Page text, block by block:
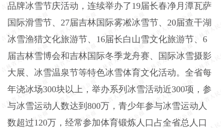
品牌冰雪节庆活动，连续举办了19届长春净月潭瓦萨
国际滑雪节、 27届吉林国际雾凇冰雪节、 20届查干湖
冰雪渔猎文化旅游节、 16届长白山雪文化旅游节、 6
届吉林雪博会和吉林国际冬季龙舟赛、国际冰雪摄影
大展、冰雪温泉节等特色冰雪体育文化活动。全省每
年浇冰场300块以上，举办系列冰雪活动近300项，参
与冰雪运动人数达到 800万，青少年参与冰雪运动人
数超过120万，经常参加体育锻炼人口占全省总人口